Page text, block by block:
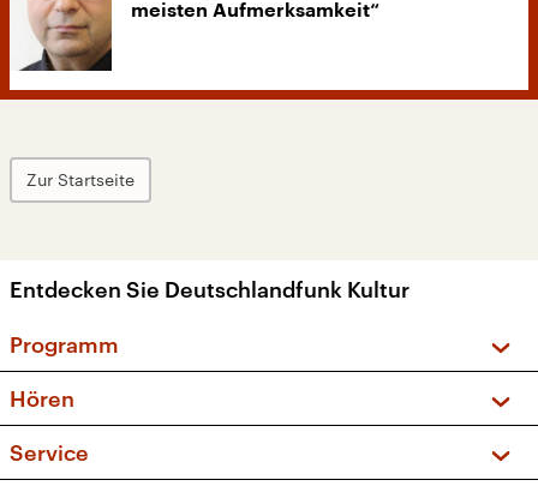
meisten Aufmerksamkeit“
Zur Startseite
Entdecken Sie Deutschlandfunk Kultur
Programm
Sendungen und Podcasts
Musikliste
Hören
Frequenzen (UKW + DAB+)
Service